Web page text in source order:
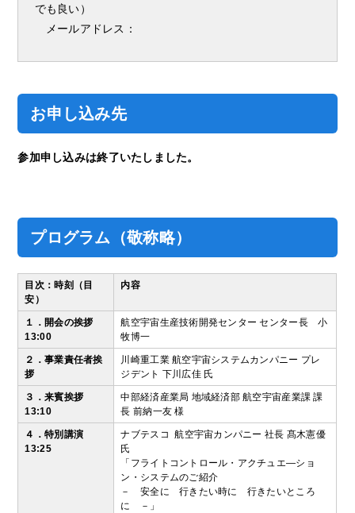
でも良い）
メールアドレス：
お申し込み先
参加申し込みは終了いたしました。
プログラム（敬称略）
目次：時刻（目
安）
内容
１．開会の挨拶
13:00
航空宇宙生産技術開発センター センター長 小
牧博一
２．事業責任者挨
拶
川崎重工業 航空宇宙システムカンパニー プレ
ジデント 下川広佳 氏
３．来賓挨拶
13:10
中部経済産業局 地域経済部 航空宇宙産業課 課
長 前納一友 様
４．特別講演
13:25
ナブテスコ 航空宇宙カンパニー 社長 髙木憲優
氏
「フライトコントロール・アクチュエ―ショ
ン・システムのご紹介
－ 安全に 行きたい時に 行きたいところ
に －」